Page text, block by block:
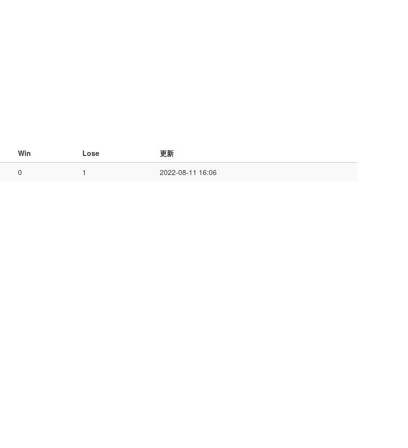
Win Lose
更新
0 1 2022-08-11 16:06